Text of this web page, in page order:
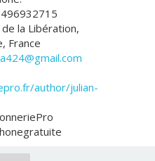
la Libération,
France
author/julian-